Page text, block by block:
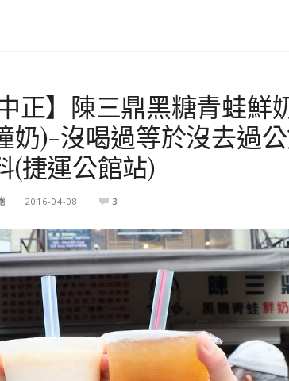
中正】陳三鼎黑糖青蛙鮮
奶)-沒喝過等於沒去過
(捷運公館站)
2016-04-08 3